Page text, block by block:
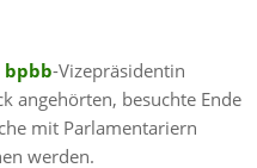
bpbb-Vizepräsidentin
angehörten, besuchte Ende
mit Parlamentariern
werden.